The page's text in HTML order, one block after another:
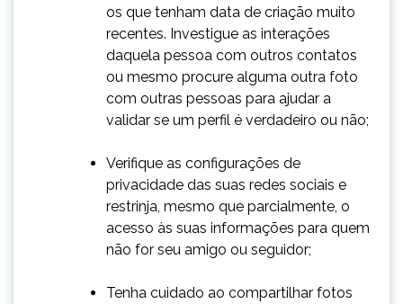
os que tenham data de criação muito
recentes. Investigue as interações
daquela pessoa com outros contatos
ou mesmo procure alguma outra foto
com outras pessoas para ajudar a
validar se um perfil é verdadeiro ou não;
Verifique as configurações de
privacidade das suas redes sociais e
restrinja, mesmo que parcialmente, o
acesso às suas informações para quem
não for seu amigo ou seguidor;
Tenha cuidado ao compartilhar fotos